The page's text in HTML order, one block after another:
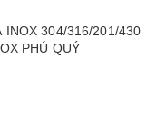
INOX 304/316/201/430
PHÚ QUÝ